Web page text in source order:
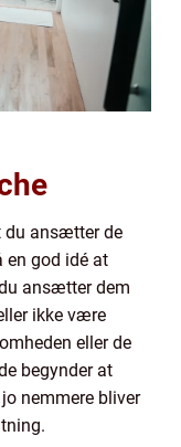
du ansætter de
en god idé at
ansætter dem
ikke være
eller de
begynder at
nemmere bliver